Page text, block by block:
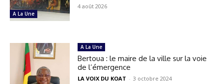
A La Une
4 août 2026
A La Une
Bertoua : le maire de la ville sur la voie
de l’émergence
LA VOIX DU KOAT - 3 octobre 2024